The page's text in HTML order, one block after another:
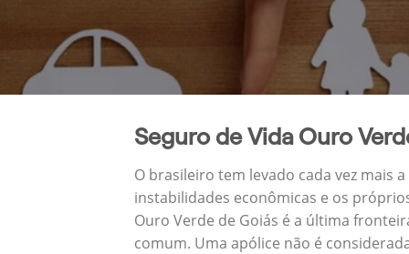
Seguro de Vida Ouro
O brasileiro tem levado cada vez mais
instabilidades econômicas e os
Ouro Verde de Goiás é a última
comum. Uma apólice não é